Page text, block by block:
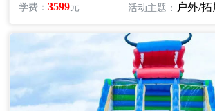
学费：3599元 活动主题： 户外/拓